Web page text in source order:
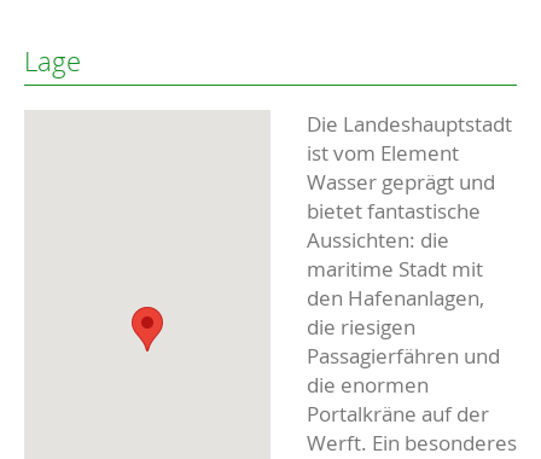
Lage
Die Landeshauptstadt
ist vom Element
Wasser geprägt und
bietet fantastische
Aussichten: die
maritime Stadt mit
den Hafenanlagen,
die riesigen
Passagierfähren und
die enormen
Portalkräne auf der
Werft. Ein besonderes